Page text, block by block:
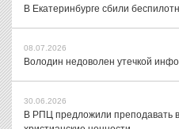
В Екатеринбурге сбили
08.07.2026
Володин недоволен утечкой
30.06.2026
В РПЦ предложили преподавать